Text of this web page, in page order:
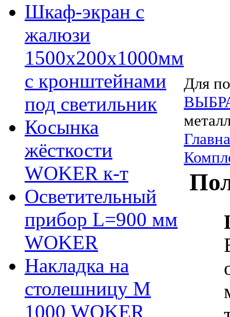
Шкаф-экран с
жалюзи
1500х200х1000мм
с кронштейнами
под светильник
Косынка
жёсткости
WOKER к-т
Осветительный
прибор L=900 мм
WOKER
Накладка на
столешницу М
1000 WOKER
Для